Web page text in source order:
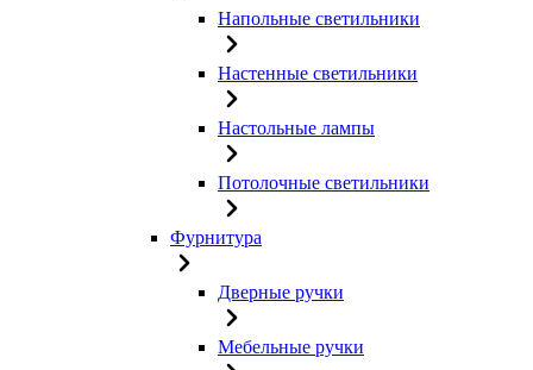
Напольные светильники
Настенные светильники
Настольные лампы
Потолочные светильники
Фурнитура
Дверные ручки
Мебельные ручки